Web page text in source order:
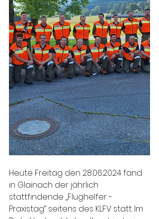
Heute Freitag den 28.06.2024 fand
in Glainach der jährlich
stattfindende „Flughelfer -
Praxistag“ seitens des KLFV statt. Im